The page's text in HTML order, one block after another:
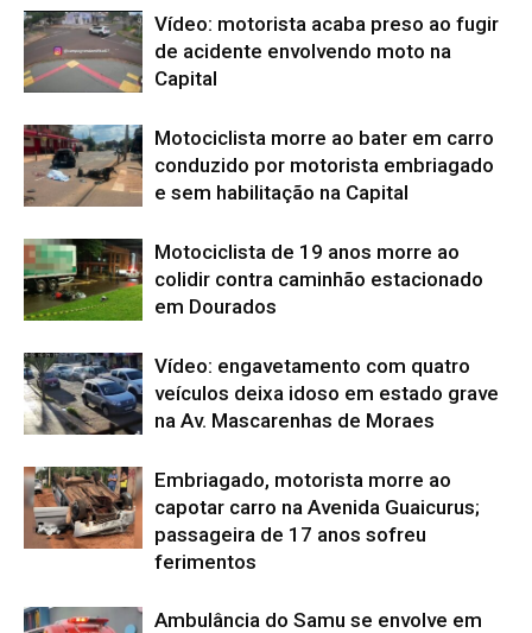
Vídeo: motorista acaba preso ao fugir
de acidente envolvendo moto na
Capital
Motociclista morre ao bater em carro
conduzido por motorista embriagado
e sem habilitação na Capital
Motociclista de 19 anos morre ao
colidir contra caminhão estacionado
em Dourados
Vídeo: engavetamento com quatro
veículos deixa idoso em estado grave
na Av. Mascarenhas de Moraes
Embriagado, motorista morre ao
capotar carro na Avenida Guaicurus;
passageira de 17 anos sofreu
ferimentos
Ambulância do Samu se envolve em